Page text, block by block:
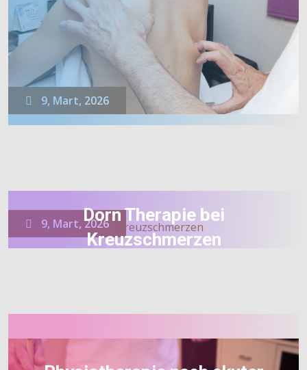
9, Mart, 2026
9, Mart, 2026Dorn Therapie bei
Kreuzschmerzen